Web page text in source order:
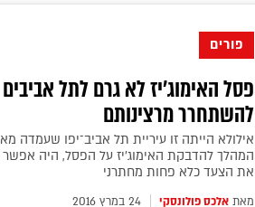
פורים
פסל האימוג'יז לא גרם לתל אביבים
להשתחרר מרצינותם
אילולא הייתה זו עיריית תל אביב־יפו שעמדה
המהלך להדבקת האימוג׳יז על הפסל, היה אפשר
את הצעד כלא פחות מחתרני
מאת אלכס פולונסקי 24 במרץ 2016